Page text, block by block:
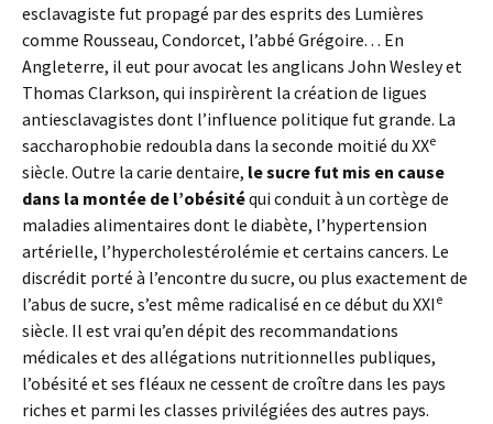
esclavagiste fut propagé par des esprits des Lumières
comme Rousseau, Condorcet, l’abbé Grégoire. . . En
Angleterre, il eut pour avocat les anglicans John Wesley et
Thomas Clarkson, qui inspirèrent la création de ligues
antiesclavagistes dont l’influence politique fut grande. La
saccharophobie redoubla dans la seconde moitié du XXe
siècle. Outre la carie dentaire, le sucre fut mis en cause
dans la montée de l’obésitéqui conduit à un cortège de
maladies alimentaires dont le diabète, l’hypertension
artérielle, l’hypercholestérolémie et certains cancers. Le
discrédit porté à l’encontre du sucre, ou plus exactement de
l’abus de sucre, s’est même radicalisé en ce début du XXI e
siècle. Il est vrai qu’en dépit des recommandations
médicales et des allégations nutritionnelles publiques,
l’obésité et ses fléaux ne cessent de croître dans les pays
riches et parmi les classes privilégiées des autres pays.